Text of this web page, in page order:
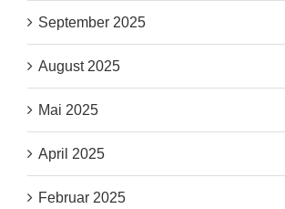
September 2025
August 2025
Mai 2025
April 2025
Februar 2025